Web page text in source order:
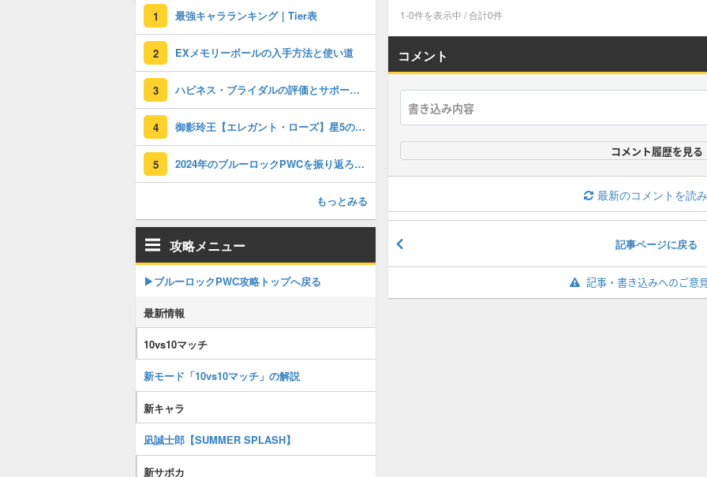
1-0件を表示中 / 合計0件
コメント
コメント履歴を見る
最新のコメントを読
記事ページに戻る
記事・書き込みへのご意
1 最強キャラランキング｜Tier表
2 EXメモリーボールの入手方法と使い道
3 ハピネス・ブライダルの評価とサポート能力
4 御影玲王【エレガント・ローズ】星5の評価と育成イベント
5 2024年のブルーロックPWCを振り返ろう！｜2025年の実装キャラ予想も！
もっとみる
攻略メニュー
▶︎ブルーロックPWC攻略トップへ戻る
最新情報
10vs10マッチ
新モード「10vs10マッチ」の解説
新キャラ
凪誠士郎【SUMMER SPLASH】
新サポカ